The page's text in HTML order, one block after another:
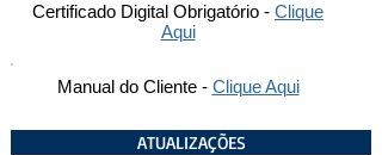
Certificado Digital Obrigatório - Clique
Aqui
Manual do Cliente - Clique Aqui
ATUALIZAÇÕES